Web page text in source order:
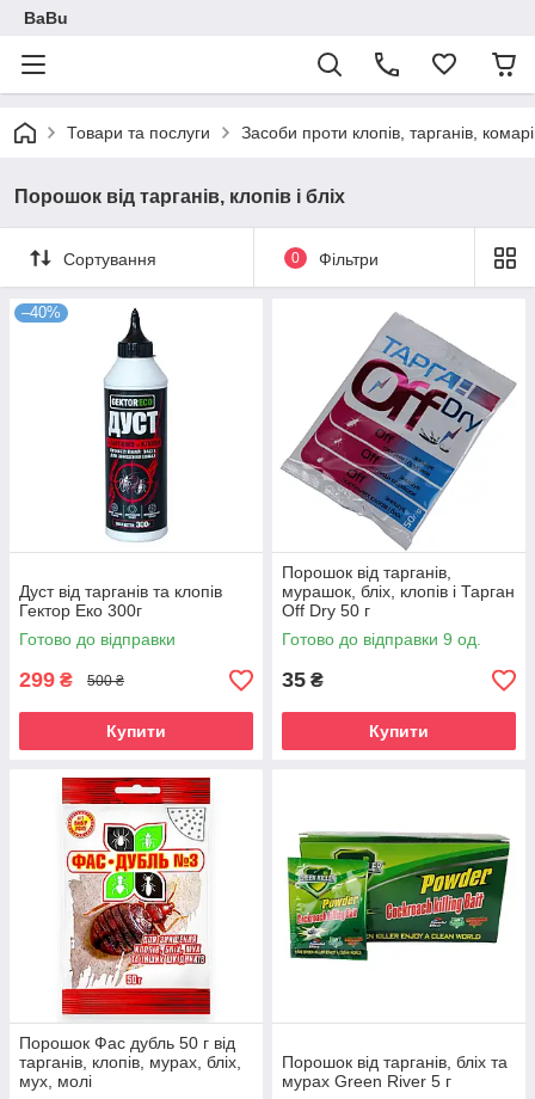
BaBu
Товари та послуги Засоби проти клопів, тарганів,
Порошок від тарганів, клопів і бліх
Сортування 0 Фільтри
–40%
Дуст від тарганів та клопів
Гектор Еко 300г
Готово до відправки
299 ₴ 500 ₴
Купити
Порошок від тарганів,
мурашок, бліх, клопів і Тарган
Off Dry 50 г
Готово до відправки 9 од.
35 ₴
Купити
Порошок Фас дубль 50 г від
тарганів, клопів, мурах, бліх,
мух, молі
Порошок від тарганів, бліх та
мурах Green River 5 г